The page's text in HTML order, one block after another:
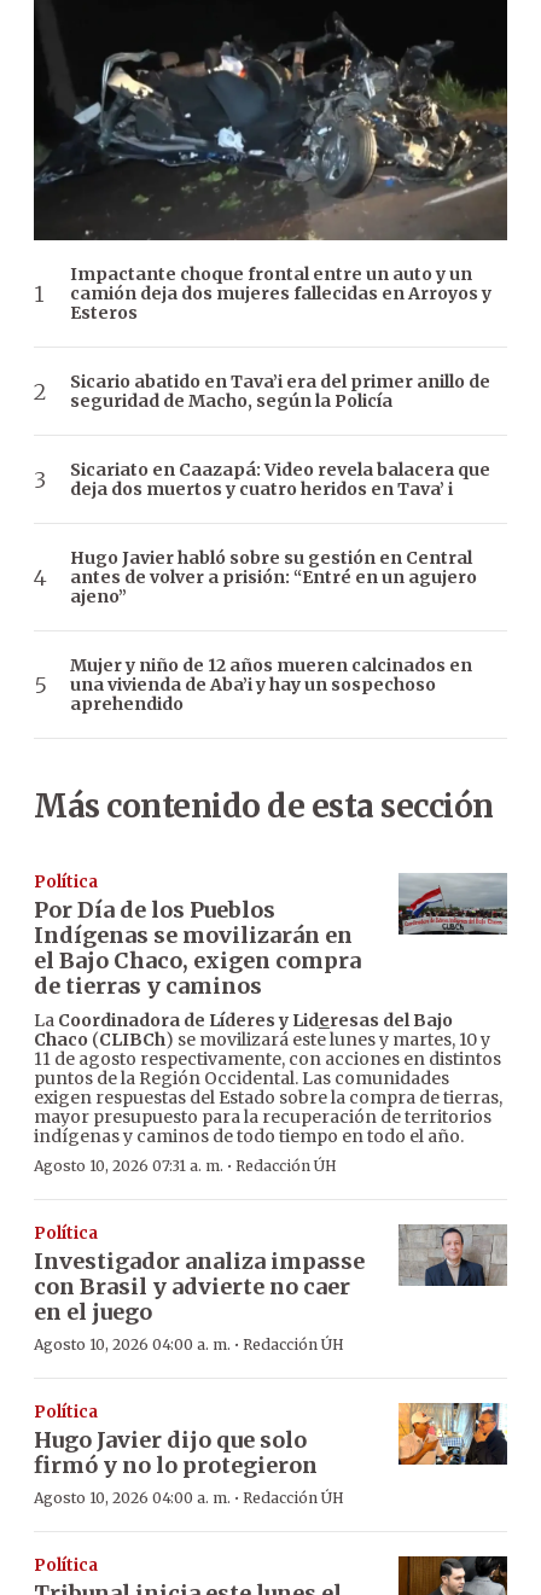
Impactante choque frontal entre un auto y un
camión deja dos mujeres fallecidas en Arroyos y
Esteros
Sicario abatido en Tava’i era del primer anillo de
seguridad de Macho, según la Policía
Sicariato en Caazapá: Video revela balacera que
deja dos muertos y cuatro heridos en Tava’ i
Hugo Javier habló sobre su gestión en Central
antes de volver a prisión: “Entré en un agujero
ajeno”
Mujer y niño de 12 años mueren calcinados en
una vivienda de Aba’i y hay un sospechoso
aprehendido
Más contenido de esta sección
Política
Por Día de los Pueblos
Indígenas se movilizarán en
el Bajo Chaco, exigen compra
de tierras y caminos
La Coordinadora de Líderes y Lideresas del Bajo
Chaco (CLIBCh) se movilizará este lunes y martes, 10 y
11 de agosto respectivamente, con acciones en distintos
puntos de la Región Occidental. Las comunidades
exigen respuestas del Estado sobre la compra de tierras,
mayor presupuesto para la recuperación de territorios
indígenas y caminos de todo tiempo en todo el año.
Agosto 10, 2026 07:31 a. m. · Redacción ÚH
Política
Investigador analiza impasse
con Brasil y advierte no caer
en el juego
Agosto 10, 2026 04:00 a. m. · Redacción ÚH
Política
Hugo Javier dijo que solo
firmó y no lo protegieron
Agosto 10, 2026 04:00 a. m. · Redacción ÚH
Política